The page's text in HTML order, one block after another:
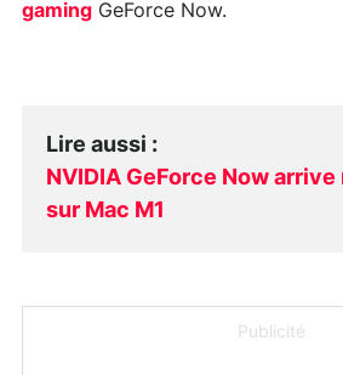
gaming GeForce Now.
Lire aussi :
NVIDIA GeForce Now
sur Mac M1
Publicité